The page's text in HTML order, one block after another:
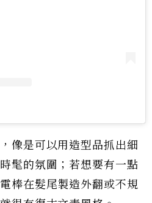
像是可以用造型品抓出細
髦的氛圍；若想要有一點
棒在髮尾製造外翻或不規